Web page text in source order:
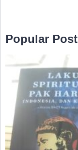
Popular Post